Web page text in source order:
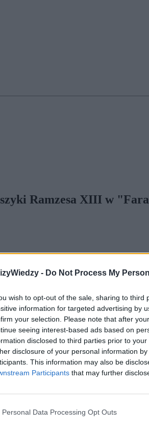
- Do Not Process My
wish to opt-out of the sale, sharing to
information for targeted advertising by
your selection. Please note that after
seeing interest-based ads based on
disclosed to third parties prior to
disclosure of your personal information
This information may also be
Participants that may further
Personal Data Processing Opt Outs
Ramzesa XIII w